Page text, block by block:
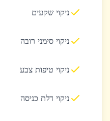
ניקוי שקעים
ניקוי סימני רובה
ניקוי טיפות צבע
ניקוי דלת כניסה